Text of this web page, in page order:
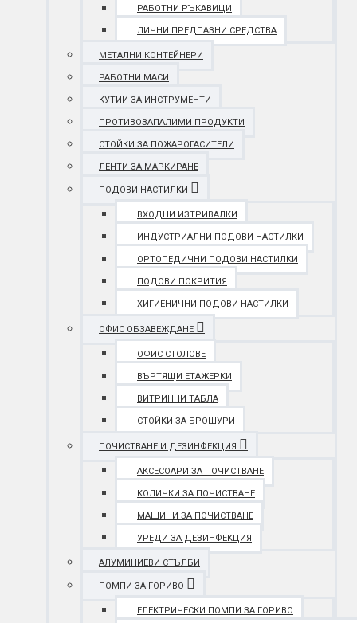
РАБОТНИ РЪКАВИЦИ
ЛИЧНИ ПРЕДПАЗНИ СРЕДСТВА
МЕТАЛНИ КОНТЕЙНЕРИ
РАБОТНИ МАСИ
КУТИИ ЗА ИНСТРУМЕНТИ
ПРОТИВОЗАПАЛИМИ ПРОДУКТИ
СТОЙКИ ЗА ПОЖАРОГАСИТЕЛИ
ЛЕНТИ ЗА МАРКИРАНЕ
ПОДОВИ НАСТИЛКИ
ВХОДНИ ИЗТРИВАЛКИ
ИНДУСТРИАЛНИ ПОДОВИ НАСТИЛКИ
ОРТОПЕДИЧНИ ПОДОВИ НАСТИЛКИ
ПОДОВИ ПОКРИТИЯ
ХИГИЕНИЧНИ ПОДОВИ НАСТИЛКИ
ОФИС ОБЗАВЕЖДАНЕ
ОФИС СТОЛОВЕ
ВЪРТЯЩИ ЕТАЖЕРКИ
ВИТРИННИ ТАБЛА
СТОЙКИ ЗА БРОШУРИ
ПОЧИСТВАНЕ И ДЕЗИНФЕКЦИЯ
АКСЕСОАРИ ЗА ПОЧИСТВАНЕ
КОЛИЧКИ ЗА ПОЧИСТВАНЕ
МАШИНИ ЗА ПОЧИСТВАНЕ
УРЕДИ ЗА ДЕЗИНФЕКЦИЯ
АЛУМИНИЕВИ СТЪЛБИ
ПОМПИ ЗА ГОРИВО
ЕЛЕКТРИЧЕСКИ ПОМПИ ЗА ГОРИВО